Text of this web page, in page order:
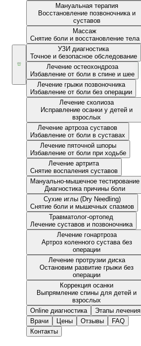
Мануальная терапия
Восстановление позвоночника и
суставов
Массаж
Снятие боли и восстановление тела
УЗИ диагностика
Точное и безопасное обследование
Лечение остеохондроза
Избавление от боли в спине и шее
Лечение грыжи позвоночника
Избавление от боли без операции
Лечение сколиоза
Исправление осанки у детей и
взрослых
Лечение артроза суставов
Избавление от боли в суставах
Лечение пяточной шпоры
Избавление от боли при ходьбе
Лечение артрита
Снятие воспаления суставов
Мануально-мышечное тестирование
Диагностика причины боли
Сухие иглы (Dry Needling)
Снятие боли и мышечных спазмов
Травматолог-ортопед
Лечение суставов и позвоночника
Лечение гонартроза
Артроз коленного сустава без
операции
Лечение протрузии диска
Остановим развитие грыжи без
операции
Коррекция осанки
Выпрямление спины для детей и
взрослых
Online диагностика
Этапы лечения
Врачи
Цены Отзывы
FAQ
Контакты